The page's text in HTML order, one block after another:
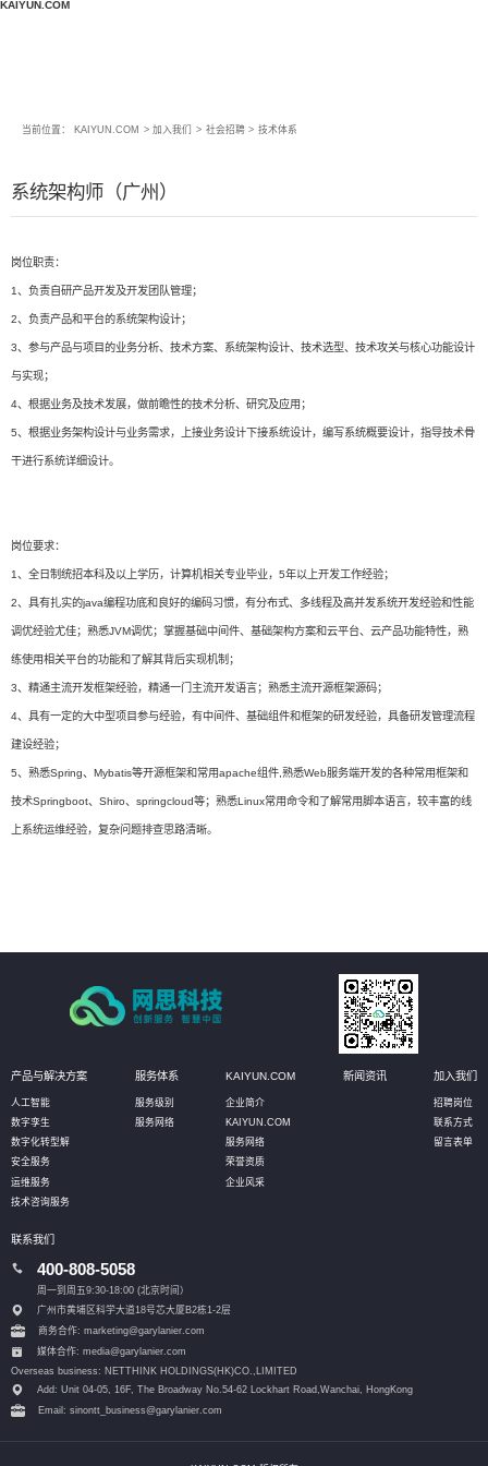
KAIYUN.COM
当前位置： KAIYUN.COM > 加入我们 > 社会招聘 > 技术体系
系统架构师（广州）
岗位职责：
1、负责自研产品开发及开发团队管理；
2、负责产品和平台的系统架构设计；
3、参与产品与项目的业务分析、技术方案、系统架构设计、技术选型、技术攻关与核心功能设计
与实现；
4、根据业务及技术发展，做前瞻性的技术分析、研究及应用；
5、根据业务架构设计与业务需求，上接业务设计下接系统设计，编写系统概要设计，指导技术骨
干进行系统详细设计。
岗位要求：
1、全日制统招本科及以上学历，计算机相关专业毕业，5年以上开发工作经验；
2、具有扎实的java编程功底和良好的编码习惯，有分布式、多线程及高并发系统开发经验和性能
调优经验尤佳；熟悉JVM调优；掌握基础中间件、基础架构方案和云平台、云产品功能特性，熟
练使用相关平台的功能和了解其背后实现机制；
3、精通主流开发框架经验，精通一门主流开发语言；熟悉主流开源框架源码；
4、具有一定的大中型项目参与经验，有中间件、基础组件和框架的研发经验，具备研发管理流程
建设经验；
5、熟悉Spring、Mybatis等开源框架和常用apache组件,熟悉Web服务端开发的各种常用框架和
技术Springboot、Shiro、springcloud等；熟悉Linux常用命令和了解常用脚本语言，较丰富的线
上系统运维经验，复杂问题排查思路清晰。
产品与解决方案
人工智能
数字孪生
数字化转型解
安全服务
运维服务
技术咨询服务
服务体系
服务级别
服务网络
KAIYUN.COM
企业简介
KAIYUN.COM
服务网络
荣誉资质
企业风采
新闻资讯 加入我们
招聘岗位
联系方式
留言表单
联系我们
400-808-5058
周一到周五9:30-18:00 (北京时间）
广州市黄埔区科学大道18号芯大厦B2栋1-2层
商务合作: marketing@garylanier.com
媒体合作: media@garylanier.com
Overseas business: NETTHINK HOLDINGS(HK)CO.,LIMITED
Add: Unit 04-05, 16F, The Broadway No.54-62 Lockhart Road,Wanchai, HongKong
Email: sinontt_business@garylanier.com